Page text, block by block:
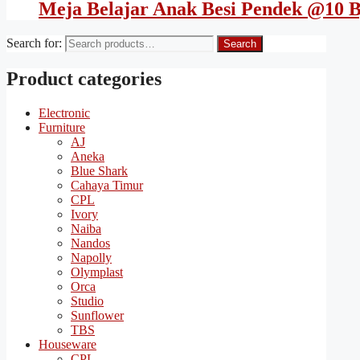
Meja Belajar Anak Besi Pendek @10
Search for: Search
Product categories
Electronic
Furniture
AJ
Aneka
Blue Shark
Cahaya Timur
CPL
Ivory
Naiba
Nandos
Napolly
Olymplast
Orca
Studio
Sunflower
TBS
Houseware